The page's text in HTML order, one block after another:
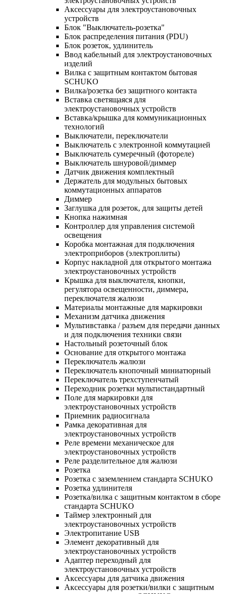
Аксессуары для электроустановочных
устройств
Блок "Выключатель-розетка"
Блок распределения питания (PDU)
Блок розеток, удлинитель
Ввод кабельный для электроустановочных
изделий
Вилка с защитным контактом бытовая
SCHUKO
Вилка/розетка без защитного контакта
Вставка светящаяся для
электроустановочных устройств
Вставка/крышка для коммуникационных
технологий
Выключатели, переключатели
Выключатель с электронной коммутацией
Выключатель сумеречный (фотореле)
Выключатель шнуровой/диммер
Датчик движения комплектный
Держатель для модульных бытовых
коммутационных аппаратов
Диммер
Заглушка для розеток, для защиты детей
Кнопка нажимная
Контроллер для управления системой
освещения
Коробка монтажная для подключения
электроприборов (электроплиты)
Корпус накладной для открытого монтажа
электроустановочных устройств
Крышка для выключателя, кнопки,
регулятора освещенности, диммера,
переключателя жалюзи
Материалы монтажные для маркировки
Механизм датчика движения
Мультивставка / разъем для передачи данных
и для подключения техники связи
Настольный розеточный блок
Основание для открытого монтажа
Переключатель жалюзи
Переключатель кнопочный миниатюрный
Переключатель трехступенчатый
Переходник розетки мультистандартный
Поле для маркировки для
электроустановочных устройств
Приемник радиосигнала
Рамка декоративная для
электроустановочных устройств
Реле времени механическое для
электроустановочных устройств
Реле разделительное для жалюзи
Розетка
Розетка с заземлением стандарта SCHUKO
Розетка удлинителя
Розетка/вилка с защитным контактом в сборе
стандарта SCHUKO
Таймер электронный для
электроустановочных устройств
Электропитание USB
Элемент декоративный для
электроустановочных устройств
Адаптер переходный для
электроустановочных устройств
Аксессуары для датчика движения
Аксессуары для розетки/вилки с защитным